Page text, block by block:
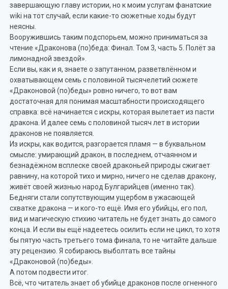
завершающую главу истории, но к моим услугам фанатские
wiki на тот случай, если какие-то сюжетные ходы будут
неясны.
Вооружившись таким подспорьем, можно приниматься за
чтение «Драконова (по)беда: Финал. Том 3, часть 5. Полёт за
лимонадной звездой».
Если вы, как и я, знаете о запутанном, разветвлённом и
охватывающем семь с половиной тысячелетий сюжете
«Драконовой (по)беды» ровно ничего, то вот вам
достаточная для понимая масштабности происходящего
справка: всё начинается с искры, которая вылетает из пасти
дракона. И далее семь с половиной тысяч лет в истории
драконов не появляется.
Из искры, как водится, разгорается пламя — в буквальном
смысле: умирающий дракон, в последнем, отчаянном и
безнадёжном всплеске своей драконьей природы сжигает
равнину, на которой тихо и мирно, ничего не сделав дракону,
живёт своей жизнью народ Булгарийцев (именно так).
Бедняги стали сопутствующим ущербом в ужасающей
схватке дракона — и кого-то ещё. Имя его убийцы, его пол,
вид и магическую стихию читатель не будет знать до самого
конца. И если вы ещё надеетесь осилить если не цикл, то хотя
бы пятую часть третьего тома финала, то не читайте дальше
эту рецензию. Я собираюсь выболтать все тайны
«Драконовой (по)беды».
А потом подвести итог.
Всё, что читатель знает об убийце драконов после огненного